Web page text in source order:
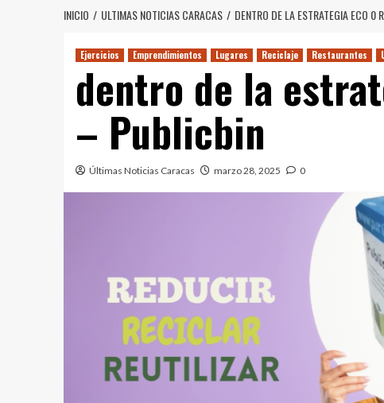
INICIO ULTIMAS NOTICIAS CARACAS DENTRO DE LA ESTRATEGIA ECO
Ejercicios Emprendimientos Lugares Reciclaje Restaurantes
dentro de la
– Publicbin
Últimas Noticias Caracas marzo 28, 2025 0